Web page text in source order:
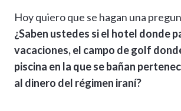
at
s
A
p
e
gr
a
m
e
b
o
o
ke
dI
n
se
n
g
Hoy quiero que se hagan una
¿Saben ustedes si el hotel donde
vacaciones, el campo de golf
piscina en la que se bañan
al dinero del régimen iraní?